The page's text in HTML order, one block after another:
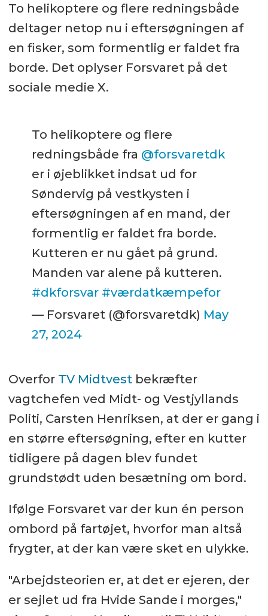
To helikoptere og flere redningsbåde
deltager netop nu i eftersøgningen af
en fisker, som formentlig er faldet fra
borde. Det oplyser Forsvaret på det
sociale medie X.
To helikoptere og flere
redningsbåde fra @forsvaretdk
er i øjeblikket indsat ud for
Søndervig på vestkysten i
eftersøgningen af en mand, der
formentlig er faldet fra borde.
Kutteren er nu gået på grund.
Manden var alene på kutteren.
#dkforsvar #værdatkæmpefor
— Forsvaret (@forsvaretdk) May
27, 2024
Overfor TV Midtvestbekræfter
vagtchefen ved Midt- og Vestjyllands
Politi, Carsten Henriksen, at der er gang i
en større eftersøgning, efter en kutter
tidligere på dagen blev fundet
grundstødt uden besætning om bord.
Ifølge Forsvaret var der kun én person
ombord på fartøjet, hvorfor man altså
frygter, at der kan være sket en ulykke.
"Arbejdsteorien er, at det er ejeren, der
er sejlet ud fra Hvide Sande i morges,"